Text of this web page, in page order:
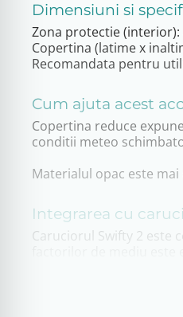
Dimensiuni si
Zona protectie
Copertina (latime x
Recomandata pentru
Cum ajuta acest
Copertina reduce
conditii meteo
Materialul opac este
Integrarea cu
Caruciorul Swifty 2 este